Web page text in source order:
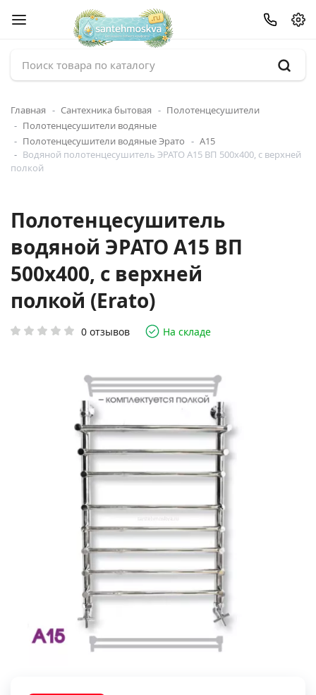
Главная Сантехника бытовая
Полотенцесушители
Полотенцесушители водяные
Полотенцесушители водяные Эрато
А15
Водяной полотенцесушитель ЭРАТО А15 ВП 500x400, с верхней
полкой
Полотенцесушитель
водяной ЭРАТО А15 ВП
500x400, с верхней
полкой (Erato)
0 отзывов На складе